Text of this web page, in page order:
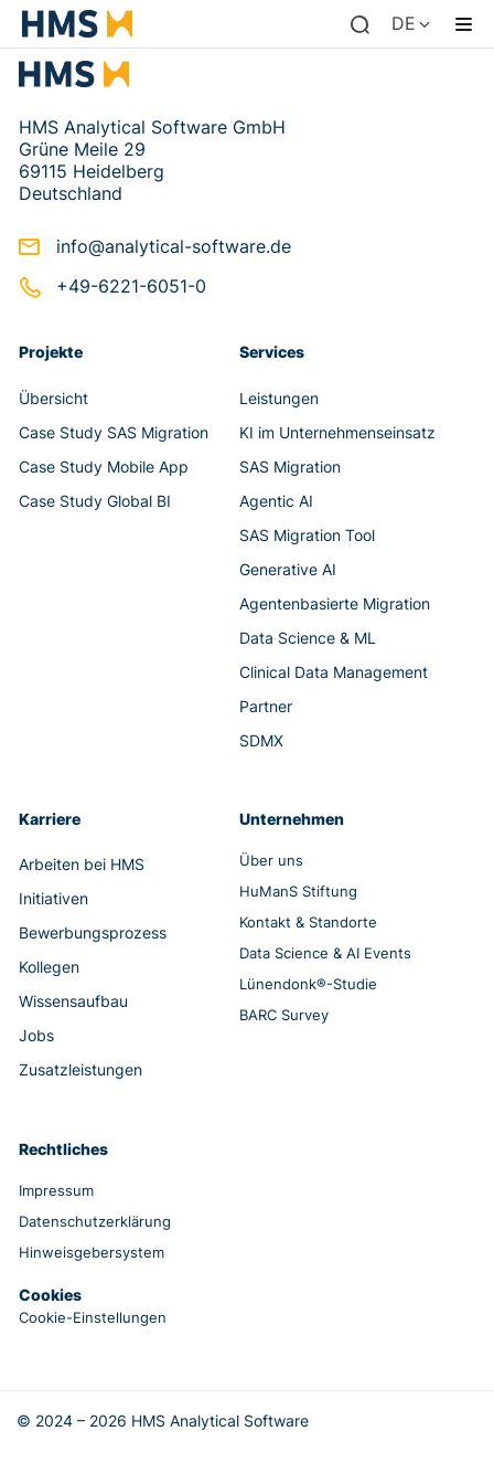
DE
HMS Analytical Software GmbH
Grüne Meile 29
69115 Heidelberg
Deutschland
info@analytical-software.de
+49-6221-6051-0
Projekte
Übersicht
Case Study SAS Migration
Case Study Mobile App
Case Study Global BI
Services
Leistungen
KI im Unternehmenseinsatz
SAS Migration
Agentic AI
SAS Migration Tool
Generative AI
Agentenbasierte Migration
Data Science & ML
Clinical Data Management
Partner
SDMX
Karriere
Arbeiten bei HMS
Initiativen
Bewerbungsprozess
Kollegen
Wissensaufbau
Jobs
Zusatzleistungen
Unternehmen
Über uns
HuManS Stiftung
Kontakt & Standorte
Data Science & AI Events
Lünendonk®-Studie
BARC Survey
Rechtliches
Impressum
Datenschutzerklärung
Hinweisgebersystem
Cookies
Cookie-Einstellungen
© 2024 – 2026 HMS Analytical Software